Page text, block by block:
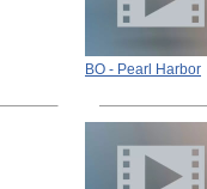
BO - Pearl Harbor